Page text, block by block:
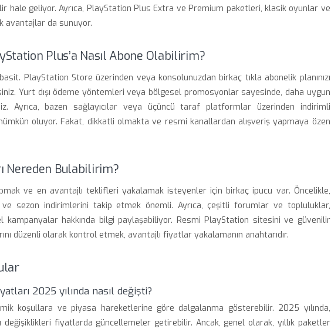
hale geliyor. Ayrıca, PlayStation Plus Extra ve Premium paketleri, klasik oyunlar ve
avantajlar da sunuyor.
Plus’a Nasıl Abone Olabilirim?
PlayStation Store üzerinden veya konsolunuzdan birkaç tıkla abonelik planınızı
Yurt dışı ödeme yöntemleri veya bölgesel promosyonlar sayesinde, daha uygun
Ayrıca, bazen sağlayıcılar veya üçüncü taraf platformlar üzerinden indirimli
oluyor. Fakat, dikkatli olmakta ve resmi kanallardan alışveriş yapmaya özen
Nereden Bulabilirim?
ve en avantajlı teklifleri yakalamak isteyenler için birkaç ipucu var. Öncelikle,
sezon indirimlerini takip etmek önemli. Ayrıca, çeşitli forumlar ve topluluklar,
kampanyalar hakkında bilgi paylaşabiliyor. Resmi PlayStation sitesini ve güvenilir
düzenli olarak kontrol etmek, avantajlı fiyatlar yakalamanın anahtarıdır.
2025 yılında nasıl değişti?
koşullara ve piyasa hareketlerine göre dalgalanma gösterebilir. 2025 yılında,
fiyatlarda güncellemeler getirebilir. Ancak, genel olarak, yıllık paketler